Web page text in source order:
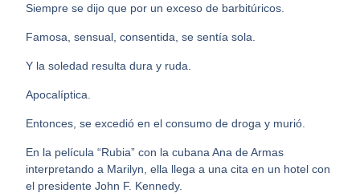
Siempre se dijo que por un exceso de barbitúricos.
Famosa, sensual, consentida, se sentía sola.
Y la soledad resulta dura y ruda.
Apocalíptica.
Entonces, se excedió en el consumo de droga y murió.
En la película “Rubia” con la cubana Ana de Armas
interpretando a Marilyn, ella llega a una cita en un hotel con
el presidente John F. Kennedy.